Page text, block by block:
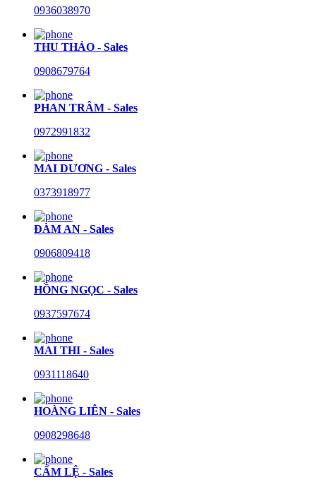
0936038970
THU THẢO - Sales
0908679764
PHAN TRÂM - Sales
0972991832
MAI DƯƠNG - Sales
0373918977
ĐÀM AN - Sales
0906809418
HỒNG NGỌC - Sales
0937597674
MAI THI - Sales
0931118640
HOÀNG LIÊN - Sales
0908298648
CẨM LỆ - Sales